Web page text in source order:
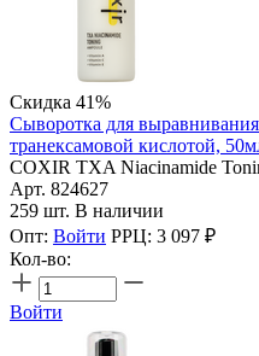
Скидка 41%
Сыворотка для
транексамовой кислотой,
COXIR TXA Niacinamide
Арт. 824627
259 шт. В наличии
Опт: Войти РРЦ: 3 097 ₽
Кол-во:
Войти